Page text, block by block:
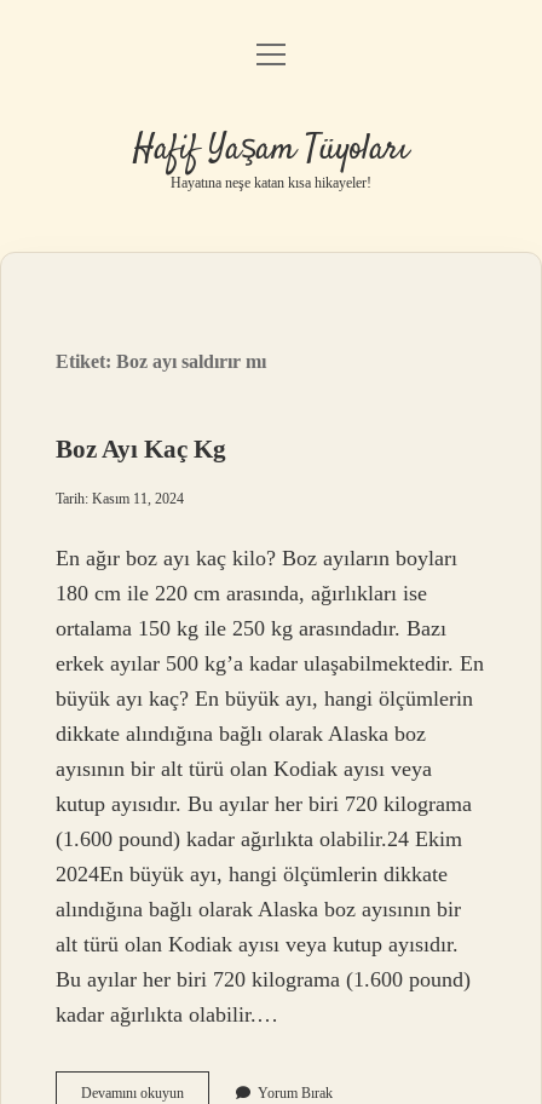
Anasayfa
Yasal Uyarı
menüyü
Hafif Yaşam Tüyoları
Hayatına neşe katan kısa hikayeler!
Etiket:Boz ayı saldırır mı
Boz Ayı Kaç Kg
Tarih: Kasım 11, 2024
En ağır boz ayı kaç kilo? Boz ayıların boyları
180 cm ile 220 cm arasında, ağırlıkları ise
ortalama 150 kg ile 250 kg arasındadır. Bazı
erkek ayılar 500 kg’a kadar ulaşabilmektedir. En
büyük ayı kaç? En büyük ayı, hangi ölçümlerin
dikkate alındığına bağlı olarak Alaska boz
ayısının bir alt türü olan Kodiak ayısı veya
kutup ayısıdır. Bu ayılar her biri 720 kilograma
(1.600 pound) kadar ağırlıkta olabilir.24 Ekim
2024En büyük ayı, hangi ölçümlerin dikkate
alındığına bağlı olarak Alaska boz ayısının bir
alt türü olan Kodiak ayısı veya kutup ayısıdır.
Bu ayılar her biri 720 kilograma (1.600 pound)
kadar ağırlıkta olabilir.…
Devamını okuyunBoz
Yorum Bırak